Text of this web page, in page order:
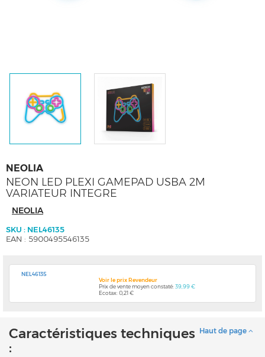
NEOLIA
NEON LED PLEXI GAMEPAD USBA 2M
VARIATEUR INTEGRE
NEOLIA
SKU : NEL46135
EAN : 5900495546135
NEL46135
Voir le prix Revendeur
Prix de vente moyen constaté:39,99 €
Ecotax: 0,21 €
Haut de page
Caractéristiques techniques
: